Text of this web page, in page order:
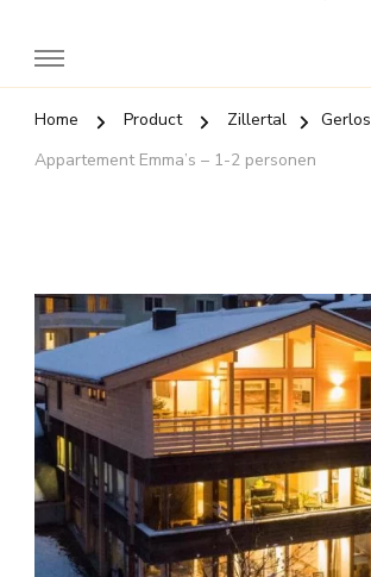
Home Product Zillertal
Gerlos
Appartement Emma’s – 1-2 personen